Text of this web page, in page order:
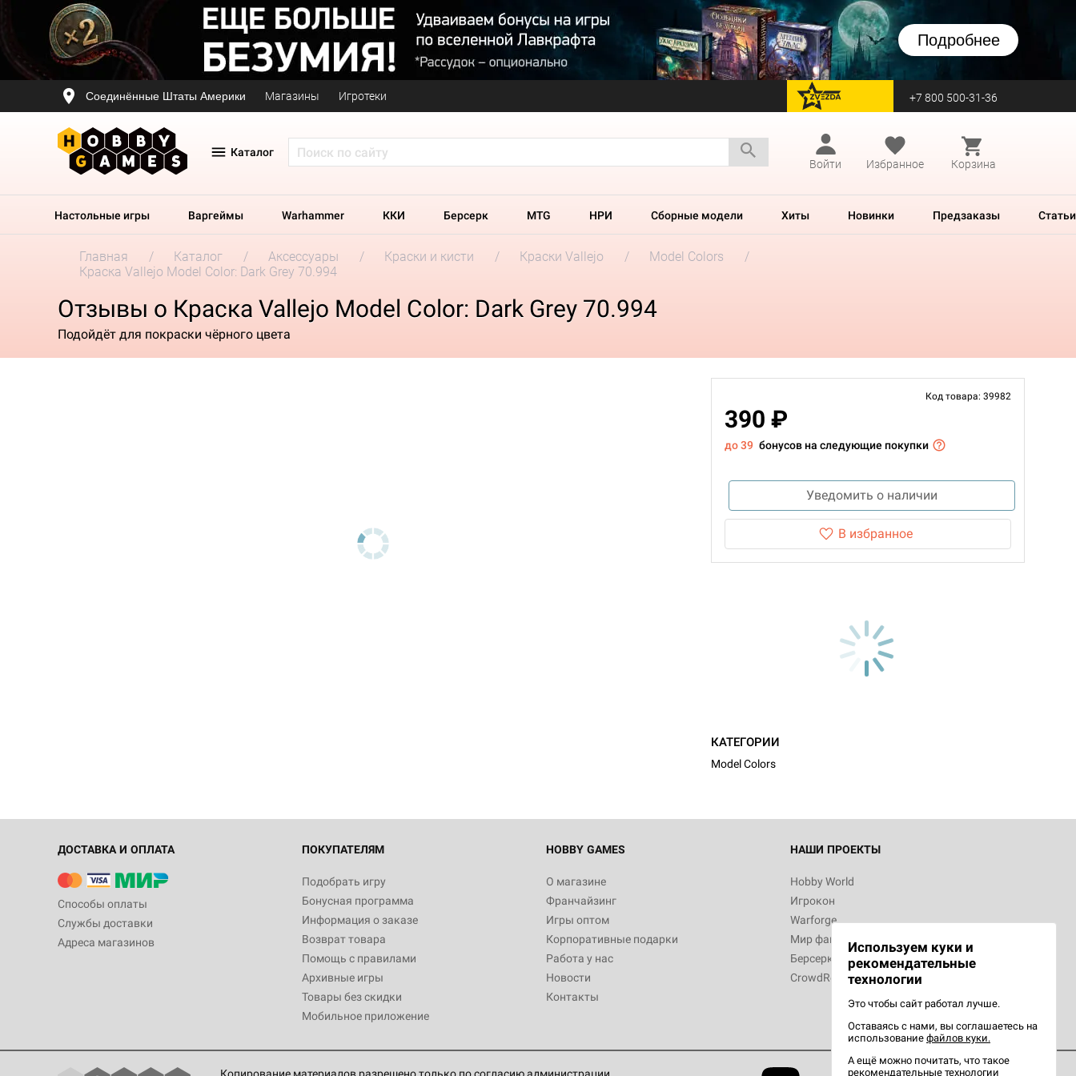
Подробнее
Соединённые Штаты Америки Магазины Игротеки перейти на Zvezda +7 800 500-31-36
Каталог
Войти
Избранное Корзина
Настольные игры Варгеймы Warhammer ККИ Берсерк MTG НРИ Сборные модели Хиты Новинки Предзаказы Статьи
Главная Каталог Аксессуары Краски и кисти Краски Vallejo
Model Colors
Краска Vallejo Model Color: Dark Grey 70.994
Отзывы о Краска Vallejo Model Color: Dark Grey 70.994
Подойдёт для покраски чёрного цвета
Код товара: 39982
390 ₽
до 39 бонусов на следующие покупки
Уведомить о наличии
В избранное
КАТЕГОРИИ
Model Colors
ДОСТАВКА И ОПЛАТА
Способы оплаты
Службы доставки
Адреса магазинов
ПОКУПАТЕЛЯМ
Подобрать игру
Бонусная программа
Информация о заказе
Возврат товара
Помощь с правилами
Архивные игры
Товары без скидки
Мобильное приложение
HOBBY GAMES
О магазине
Франчайзинг
Игры оптом
Корпоративные подарки
Работа у нас
Новости
Контакты
НАШИ ПРОЕКТЫ
Hobby World
Игрокон
Warforge
Мир фантастики
Берсерк
CrowdRepublic
Используем куки и
рекомендательные
технологии
Это чтобы сайт работал лучше.
Оставаясь с нами, вы соглашаетесь на
использование файлов куки.
А ещё можно почитать, что такое
рекомендательные технологии